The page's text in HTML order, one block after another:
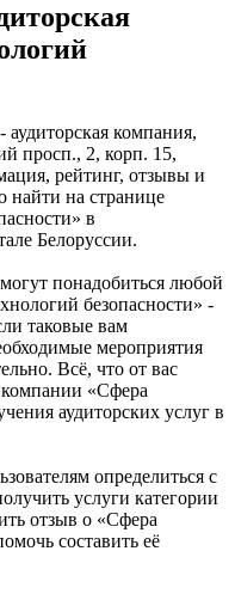
аудиторская компания,
просп., 2, корп. 15,
рейтинг, отзывы и
найти на странице
в
Белоруссии.
понадобиться любой
безопасности» -
таковые вам
мероприятия
Всё, что от вас
компании «Сфера
аудиторских услуг в
определиться с
услуги категории
отзыв о «Сфера
составить её